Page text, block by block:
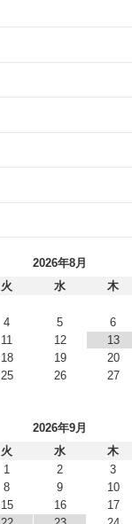
2026年8月
火 水 木
4 5 6
11 12 13
18 19 20
25 26 27
2026年9月
火 水 木
1
2 3
8 9 10
15 16 17